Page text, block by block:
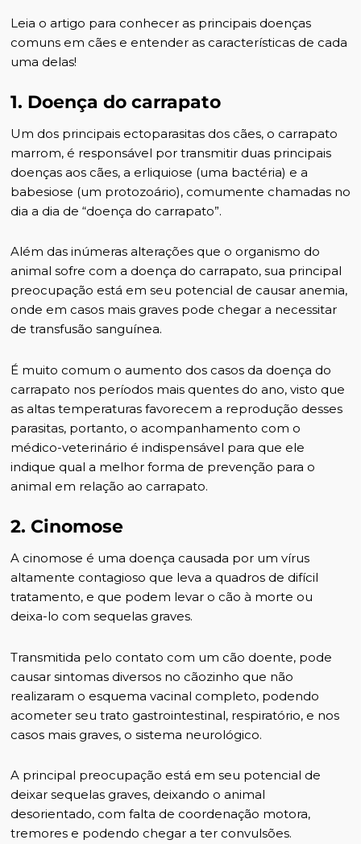
Leia o artigo para conhecer as principais doenças
comuns em cães e entender as características de cada
uma delas!
1. Doença do carrapato
Um dos principais ectoparasitas dos cães, o carrapato
marrom, é responsável por transmitir duas principais
doenças aos cães, a erliquiose (uma bactéria) e a
babesiose (um protozoário), comumente chamadas no
dia a dia de “doença do carrapato”.
Além das inúmeras alterações que o organismo do
animal sofre com a doença do carrapato, sua principal
preocupação está em seu potencial de causar anemia,
onde em casos mais graves pode chegar a necessitar
de transfusão sanguínea.
É muito comum o aumento dos casos da doença do
carrapato nos períodos mais quentes do ano, visto que
as altas temperaturas favorecem a reprodução desses
parasitas, portanto, o acompanhamento com o
médico-veterinário é indispensável para que ele
indique qual a melhor forma de prevenção para o
animal em relação ao carrapato.
2. Cinomose
A cinomose é uma doença causada por um vírus
altamente contagioso que leva a quadros de difícil
tratamento, e que podem levar o cão à morte ou
deixa-lo com sequelas graves.
Transmitida pelo contato com um cão doente, pode
causar sintomas diversos no cãozinho que não
realizaram o esquema vacinal completo, podendo
acometer seu trato gastrointestinal, respiratório, e nos
casos mais graves, o sistema neurológico.
A principal preocupação está em seu potencial de
deixar sequelas graves, deixando o animal
desorientado, com falta de coordenação motora,
tremores e podendo chegar a ter convulsões.